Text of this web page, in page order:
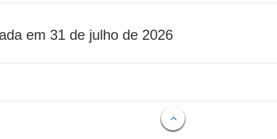
em 31 de julho de 2026